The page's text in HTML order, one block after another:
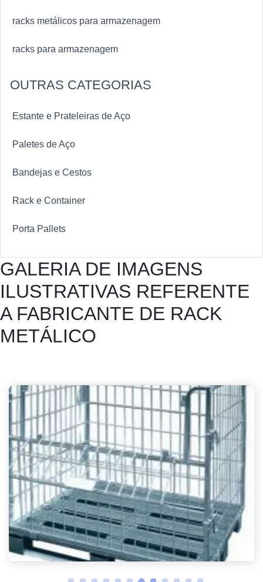
racks metálicos para armazenagem
racks para armazenagem
OUTRAS CATEGORIAS
Estante e Prateleiras de Aço
Paletes de Aço
Bandejas e Cestos
Rack e Container
Porta Pallets
GALERIA DE IMAGENS
ILUSTRATIVAS REFERENTE
A FABRICANTE DE RACK
METÁLICO